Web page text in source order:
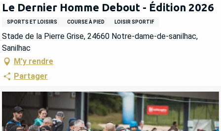
Le Dernier Homme Debout - Édition 2026
SPORTS ET LOISIRS COURSE À PIED LOISIR SPORTIF
Stade de la Pierre Grise, 24660 Notre-dame-de-sanilhac,
Sanilhac
M'y rendre
Partager